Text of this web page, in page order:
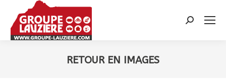
Recherche
RETOUR EN IMAGES